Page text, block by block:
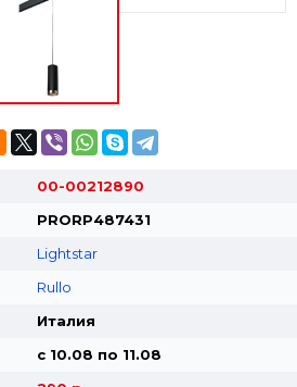
00-00212890
PRORP487431
Lightstar
Rullo
Италия
с 10.08 по 11.08